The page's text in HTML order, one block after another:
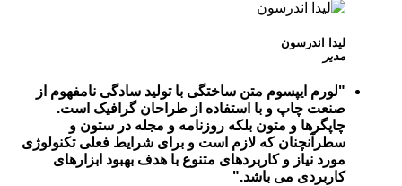
لیدا اندرسون
مدیر
لورم ایپسوم متن ساختگی با تولید سادگی نامفهوم از
صنعت چاپ و با استفاده از طراحان گرافیک است.
چاپگرها و متون بلکه روزنامه و مجله در ستون و
سطرآنچنان که لازم است و برای شرایط فعلی تکنولوژی
مورد نیاز و کاربردهای متنوع با هدف بهبود ابزارهای
کاربردی می باشد.